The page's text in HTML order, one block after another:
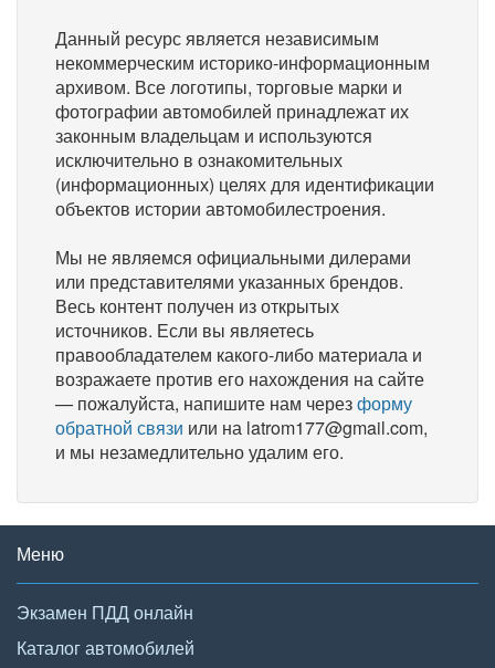
Данный ресурс является независимым
некоммерческим историко-информационным
архивом. Все логотипы, торговые марки и
фотографии автомобилей принадлежат их
законным владельцам и используются
исключительно в ознакомительных
(информационных) целях для идентификации
объектов истории автомобилестроения.
Мы не являемся официальными дилерами
или представителями указанных брендов.
Весь контент получен из открытых
источников. Если вы являетесь
правообладателем какого-либо материала и
возражаете против его нахождения на сайте
— пожалуйста, напишите нам черезформу
обратной связи или на latrom177@gmail.com,
и мы незамедлительно удалим его.
Меню
Экзамен ПДД онлайн
Каталог автомобилей